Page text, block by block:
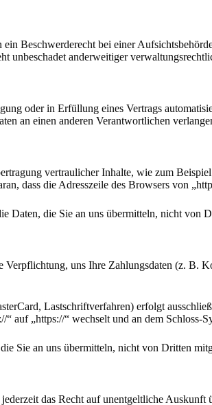
Beschwerderecht bei einer
unbeschadet anderweitiger
oder in Erfüllung eines Vertrags
an einen anderen Verantwortlichen
vertraulicher Inhalte, wie zum
dass die Adresszeile des Browsers von
Daten, die Sie an uns übermitteln, nicht von
Verpflichtung, uns Ihre Zahlungsdaten (z. B.
Lastschriftverfahren) erfolgt
“ auf „https://“ wechselt und an dem Schloss-
Sie an uns übermitteln, nicht von Dritten
das Recht auf unentgeltliche